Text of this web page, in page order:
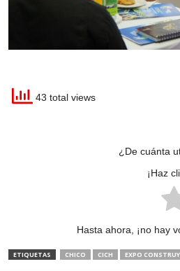
43 total views
¿De cuánta
¡Haz
Hasta ahora, ¡no hay
ETIQUETAS CHICO CICH EXPO